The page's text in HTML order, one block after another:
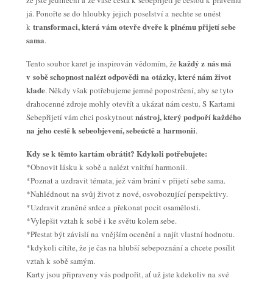
já. Ponořte se do hloubky jejich poselství a nechte se unést
k transformaci, která vám otevře dveře k plnému přijetí sebe
sama.
Tento soubor karet je inspirován vědomím, že každý z nás má
v sobě schopnost nalézt odpovědi na otázky, které nám život
klade. Někdy však potřebujeme jemné popostrčení, aby se tyto
drahocenné zdroje mohly otevřít a ukázat nám cestu. S Kartami
Sebepřijetí vám chci poskytnoutnástroj, který podpoří každého
na jeho cestě k sebeobjevení, sebeúctě a harmonii.
Kdy se k těmto kartám obrátit? Kdykoli potřebujete:
*Obnovit lásku k sobě a nalézt vnitřní harmonii.
*Poznat a uzdravit témata, jež vám brání v přijetí sebe sama.
*Nahlédnout na svůj život z nové, osvobozující perspektivy.
*Uzdravit zraněné srdce a překonat pocit osamělosti.
*Vylepšit vztah k sobě i ke světu kolem sebe.
*Přestat být závislí na vnějším ocenění a najít vlastní hodnotu.
*kdykoli cítíte, že je čas na hlubší sebepoznání a chcete posílit
vztah k sobě samým.
Karty jsou připraveny vás podpořit, ať už jste kdekoliv na své